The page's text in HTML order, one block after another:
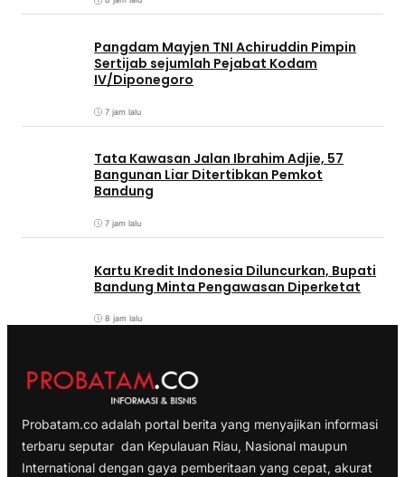
Pangdam Mayjen TNI Achiruddin Pimpin
Sertijab sejumlah Pejabat Kodam
IV/Diponegoro
7 jam lalu
Tata Kawasan Jalan Ibrahim Adjie, 57
Bangunan Liar Ditertibkan Pemkot
Bandung
7 jam lalu
Kartu Kredit Indonesia Diluncurkan, Bupati
Bandung Minta Pengawasan Diperketat
8 jam lalu
Probatam.co adalah portal berita yang menyajikan informasi
terbaru seputar dan Kepulauan Riau, Nasional maupun
International dengan gaya pemberitaan yang cepat, akurat